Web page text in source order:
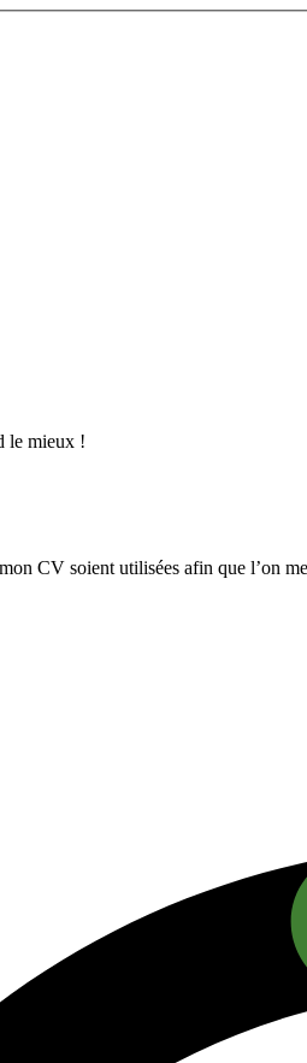
le mieux !
CV soient utilisées afin que l’on